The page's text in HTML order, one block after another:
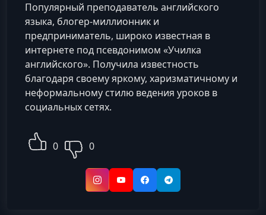
Популярный преподаватель английского
языка, блогер-миллионник и
предприниматель, широко известная в
интернете под псевдонимом «Училка
английского». Получила известность
благодаря своему яркому, харизматичному и
неформальному стилю ведения уроков в
социальных сетях.
0 0
InstagramYouTubeFacebookTelegram